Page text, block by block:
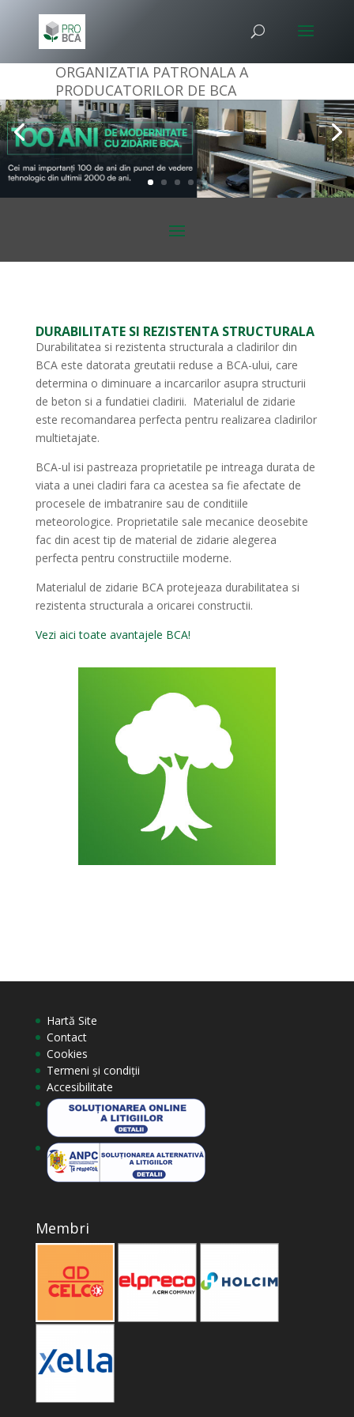
ORGANIZATIA PATRONALA A
PRODUCATORILOR DE BCA
DURABILITATE SI REZISTENTA STRUCTURALA
Durabilitatea si rezistenta structurala a cladirilor din
BCA este datorata greutatii reduse a BCA-ului, care
determina o diminuare a incarcarilor asupra structurii
de beton si a fundatiei cladirii. Materialul de zidarie
este recomandarea perfecta pentru realizarea cladirilor
multietajate.
BCA-ul isi pastreaza proprietatile pe intreaga durata de
viata a unei cladiri fara ca acestea sa fie afectate de
procesele de imbatranire sau de conditiile
meteorologice. Proprietatile sale mecanice deosebite
fac din acest tip de material de zidarie alegerea
perfecta pentru constructiile moderne.
Materialul de zidarie BCA protejeaza durabilitatea si
rezistenta structurala a oricarei constructii.
Vezi aici toate avantajele BCA!
Hartă Site
Contact
Cookies
Termeni și condiții
Accesibilitate
Membri